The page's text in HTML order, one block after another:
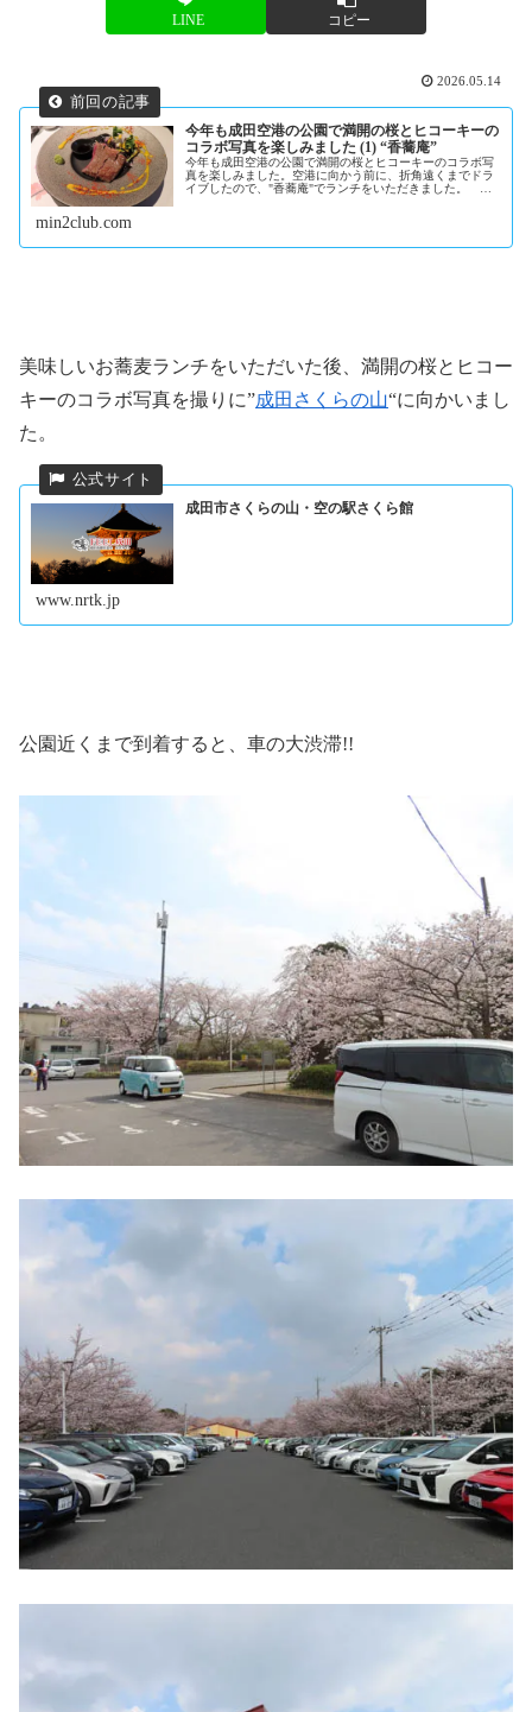
LINE コピー
2026.05.14
今年も成田空港の公園で満開の桜とヒコーキーの
コラボ写真を楽しみました (1) “香蕎庵”
今年も成田空港の公園で満開の桜とヒコーキーのコラボ写
真を楽しみました。空港に向かう前に、折角遠くまでドラ
イブしたので、"香蕎庵"でランチをいただきました。 今
min2club.com
美味しいお蕎麦ランチをいただいた後、満開の桜とヒコー
キーのコラボ写真を撮りに”成田さくらの山“に向かいまし
た。
成田市さくらの山・空の駅さくら館
www.nrtk.jp
公園近くまで到着すると、車の大渋滞!!